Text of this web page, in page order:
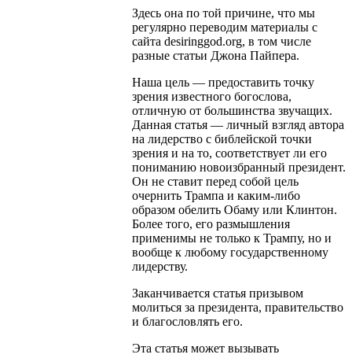
Здесь она по той причине, что мы
регулярно переводим материалы с
сайта desiringgod.org, в том числе
разные статьи Джона Пайпера.
Наша цель — предоставить точку
зрения известного богослова,
отличную от большинства звучащих.
Данная статья — личный взгляд автора
на лидерство с библейской точки
зрения и на то, соответствует ли его
пониманию новоизбранный президент.
Он не ставит перед собой цель
очернить Трампа и каким-либо
образом обелить Обаму или Клинтон.
Более того, его размышления
применимы не только к Трампу, но и
вообще к любому государственному
лидерству.
Заканчивается статья призывом
молиться за президента, правительство
и благословлять его.
Эта статья может вызывать